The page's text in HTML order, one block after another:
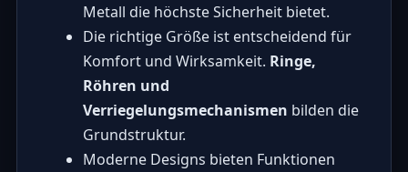
Metall die höchste Sicherheit bietet.
Die richtige Größe ist entscheidend für
Komfort und Wirksamkeit. Ringe,
Röhren und
Verriegelungsmechanismen bilden die
Grundstruktur.
Moderne Designs bieten Funktionen